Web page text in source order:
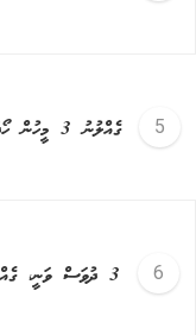
ގެއްލުނު 3 މީހުން ހޯދަން ބޭރުގެ އެހީ ހޯދަނީ
3 ދުވަސް ވަނީ، ގެއްލުނު މީހުން އަދިވެސް ނުފެނޭ